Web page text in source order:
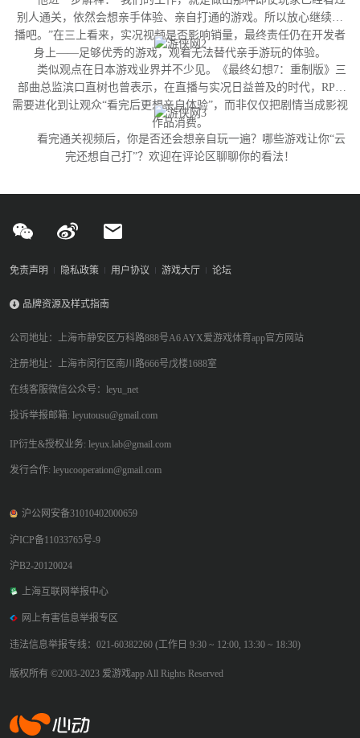
别人通关，依然会想亲手体验、亲自打通的游戏。所以放心继续直
播吧。”在三上看来，实况视频是否影响销量，最终责任仍在开发者
身上——足够优秀的游戏，观看无法替代亲手游玩的体验。
类似观点在日本游戏业界并不少见。《最终幻想7：重制版》三
部曲总监滨口直树也曾表示，在直播与实况日益普及的时代，RPG
需要进化到让观众“看完后更想亲自体验”，而非仅仅把剧情当成影视
作品消费。
看完通关视频后，你是否还会想亲自玩一遍？哪些游戏让你“云
完还想自己打”？欢迎在评论区聊聊你的看法！
免责声明 隐私政策 用户协议 游戏大厅 论坛
品牌资源及样式指南
公司地址：上海市静安区万科路888号A6 AYX爱游戏体育app官方网站
注册地址：上海市闵行区南川路666号戊楼1688室
在线客服微信公众号：leyu_net
投诉举报邮箱: leyutousu@gmail.com
IP衍生&授权业务: leyux.lab@gmail.com
发行合作: leyucooperation@gmail.com
沪公网安备31010402000659
沪ICP备11033765号-9
沪B2-20120024
上海互联网举报中心
网上有害信息举报专区
违法信息举报专线：021-60382260 (工作日 9:30 ~ 12:00, 13:30 ~ 18:30)
版权所有 ©2003-2023 爱游戏app All Rights Reserved
爱游戏app体育